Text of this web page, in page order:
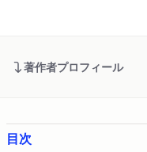
著作者プロフィール
目次